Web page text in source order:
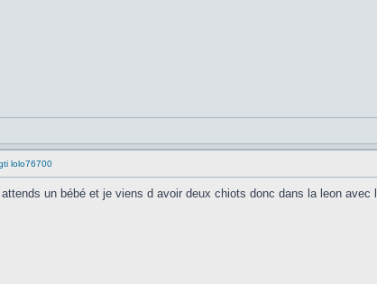
lolo76700
un bébé et je viens d avoir deux chiots donc dans la leon